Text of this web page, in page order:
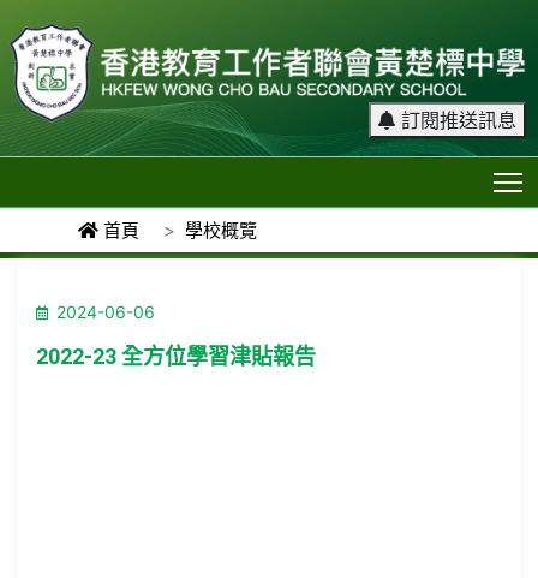
訂閱推送訊息
首頁 學校概覽
2024-06-06
2022-23 全方位學習津貼報告